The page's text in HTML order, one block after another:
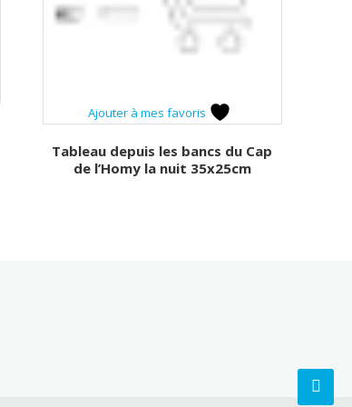
Ajouter à mes favoris
Tableau depuis les bancs du Cap
de l’Homy la nuit 35x25cm